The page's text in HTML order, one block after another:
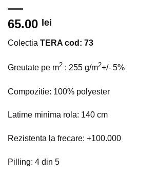
65.00 lei
Colectia TERA cod: 73
Greutate pe m2 : 255 g/m2+/- 5%
Compozitie: 100% polyester
Latime minima rola: 140 cm
Rezistenta la frecare: +100.000
Pilling: 4 din 5